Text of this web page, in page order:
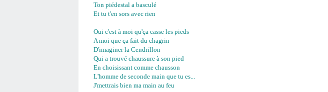
Ton piédestal a basculé
Et tu t'en sors avec rien
Oui c'est à moi qu'ça casse les pieds
A moi que ça fait du chagrin
D'imaginer la Cendrillon
Qui a trouvé chaussure à son pied
En choisissant comme chausson
L'homme de seconde main que tu es...
J'mettrais bien ma main au feu